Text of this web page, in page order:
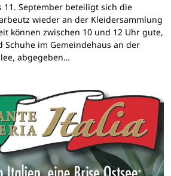
11. September beteiligt sich die
wieder an der Kleidersammlung
können zwischen 10 und 12 Uhr gute,
im Gemeindehaus an der
abgegeben…